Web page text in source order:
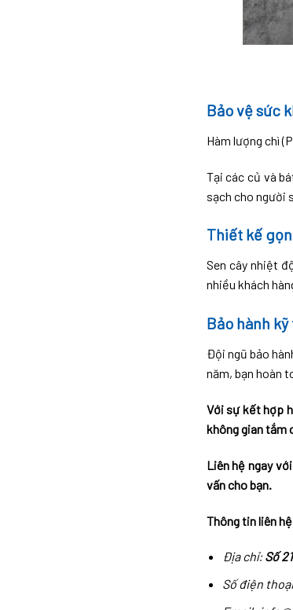
Bảo vệ sức
Hàm lượng chì
Tại các củ và
sạch cho người
Thiết kế
Sen cây nhiệt
nhiều khách
Bảo hành
Đội ngũ bảo
năm, bạn hoàn
Với sự kết hợp
không gian tắm
Liên hệ ngay với
vấn cho bạn.
Thông tin liên
Địa chỉ:Số
Số điện